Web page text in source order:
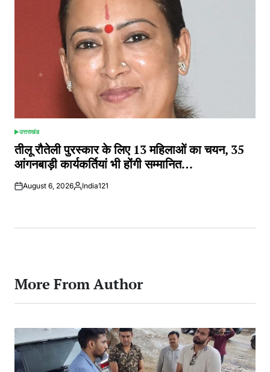
POSTED
IN
उत्तराखंड
तीलू रौतेली पुरस्कार के लिए 13 महिलाओं का चयन, 35
आंगनबाड़ी कार्यकर्तियां भी होंगी सम्मानित…
August 6, 2026Posted
India121
More From Author